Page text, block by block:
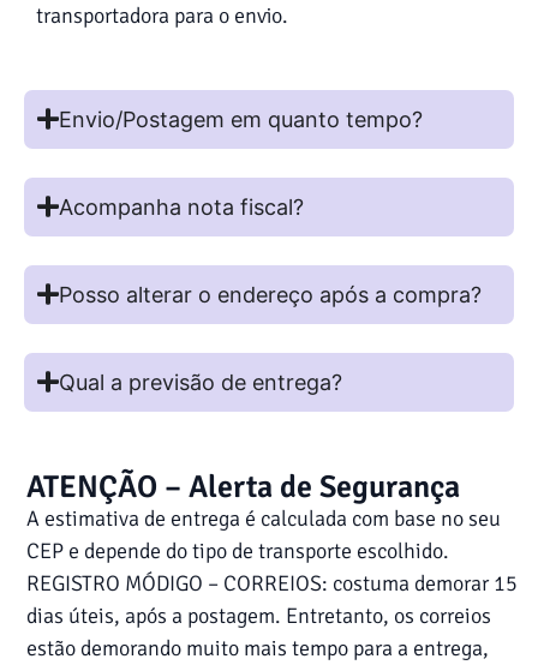
transportadora para o envio.
Envio/Postagem em quanto tempo?
Acompanha nota fiscal?
Posso alterar o endereço após a compra?
Qual a previsão de entrega?
ATENÇÃO – Alerta de Segurança
A estimativa de entrega é calculada com base no seu
CEP e depende do tipo de transporte escolhido.
REGISTRO MÓDIGO – CORREIOS: costuma demorar 15
dias úteis, após a postagem. Entretanto, os correios
estão demorando muito mais tempo para a entrega,